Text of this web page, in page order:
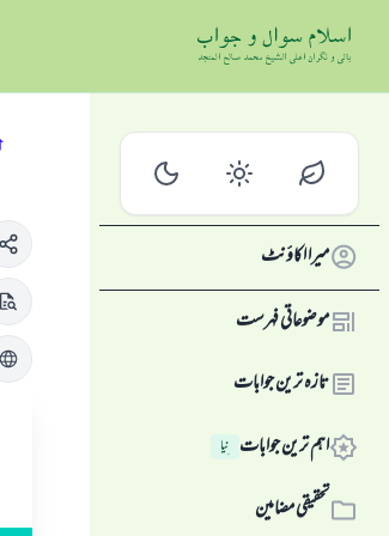
میرا اکاؤنٹ
موضوعاتی فہرست
تازہ ترین جوابات
اہم ترین جوابات نِیا
تحقیقی مضامین